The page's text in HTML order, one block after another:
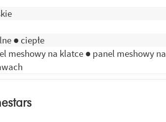
● ciepłe
meshowy na klatce ● panel meshowy na